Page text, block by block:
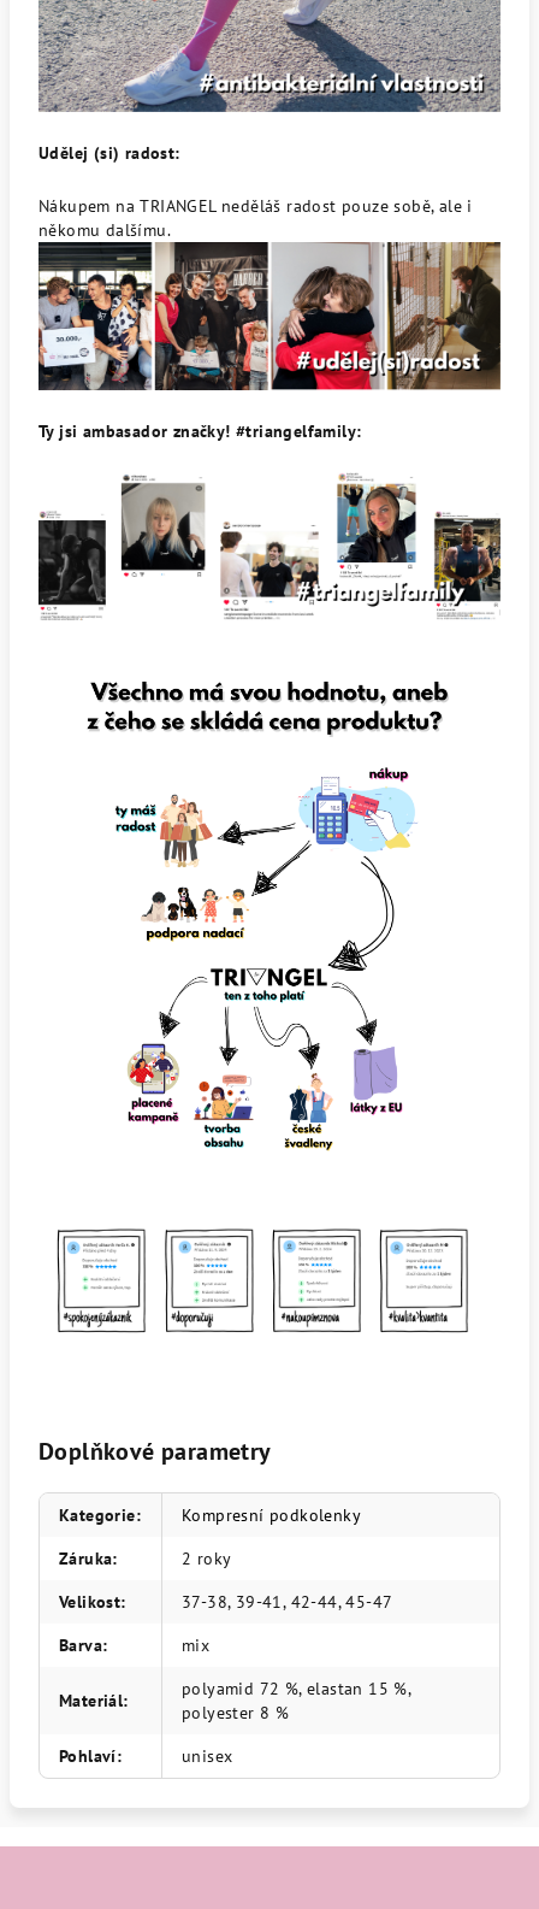
Udělej (si) radost:
Nákupem na TRIANGEL neděláš radost pouze sobě, ale i
někomu dalšímu.
Ty jsi ambasador značky! #triangelfamily:
Doplňkové parametry
Kategorie:
Kompresní podkolenky
Záruka:
2 roky
Velikost:
37-38, 39-41, 42-44, 45-47
Barva: mix
Materiál:
polyamid 72 %, elastan 15 %,
polyester 8 %
Pohlaví: unisex